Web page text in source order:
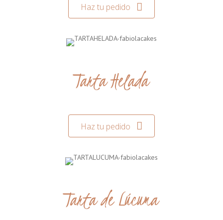
Haz tu pedido
Tarta Helada
Haz tu pedido
Tarta de Lúcuma